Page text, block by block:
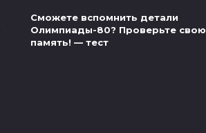
Сможете вспомнить детали
Олимпиады-80? Проверьте свою
память! — тест